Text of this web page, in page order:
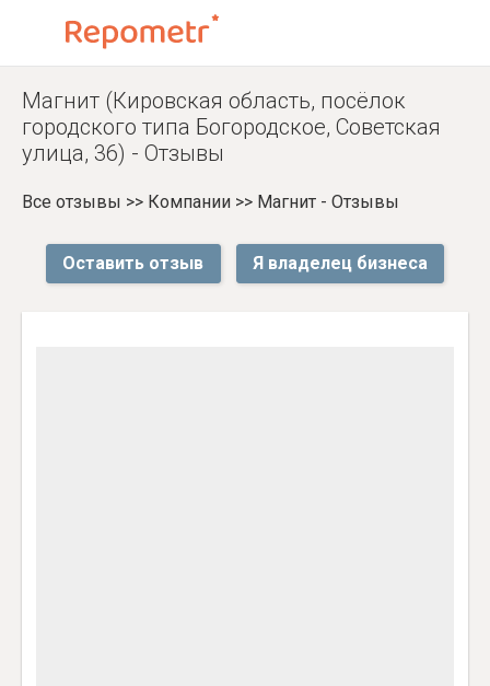
Магнит (Кировская область, посёлок
городского типа Богородское, Советская
улица, 36) - Отзывы
Все отзывы >> Компании >> Магнит - Отзывы
Оставить отзыв Я владелец бизнеса